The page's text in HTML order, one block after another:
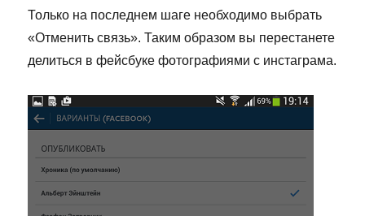
Только на последнем шаге необходимо выбрать
«Отменить связь». Таким образом вы перестанете
делиться в фейсбуке фотографиями с инстаграма.